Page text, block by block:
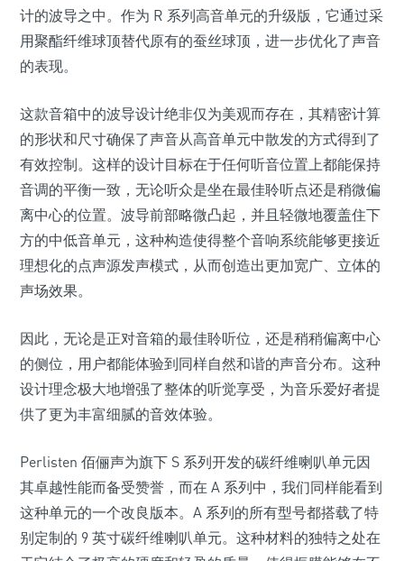
计的波导之中。作为 R 系列高音单元的升级版，它通过采
用聚酯纤维球顶替代原有的蚕丝球顶，进一步优化了声音
的表现。
这款音箱中的波导设计绝非仅为美观而存在，其精密计算
的形状和尺寸确保了声音从高音单元中散发的方式得到了
有效控制。这样的设计目标在于任何听音位置上都能保持
音调的平衡一致，无论听众是坐在最佳聆听点还是稍微偏
离中心的位置。波导前部略微凸起，并且轻微地覆盖住下
方的中低音单元，这种构造使得整个音响系统能够更接近
理想化的点声源发声模式，从而创造出更加宽广、立体的
声场效果。
因此，无论是正对音箱的最佳聆听位，还是稍稍偏离中心
的侧位，用户都能体验到同样自然和谐的声音分布。这种
设计理念极大地增强了整体的听觉享受，为音乐爱好者提
供了更为丰富细腻的音效体验。
Perlisten 佰俪声为旗下 S 系列开发的碳纤维喇叭单元因
其卓越性能而备受赞誉，而在 A 系列中，我们同样能看到
这种单元的一个改良版本。A 系列的所有型号都搭载了特
别定制的 9 英寸碳纤维喇叭单元。这种材料的独特之处在